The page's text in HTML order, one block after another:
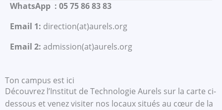
WhatsApp : 05 75 86 83 83
Email 1: direction(at)aurels.org
Email 2: admission(at)aurels.org
Ton campus est ici
Découvrez l’Institut de Technologie Aurels sur la carte ci-
dessous et venez visiter nos locaux situés au cœur de la